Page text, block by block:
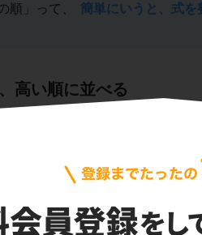
順」って、
簡単にいうと、式を
高い順に並べる